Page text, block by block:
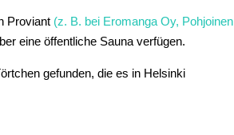
Proviant (z. B. bei Eromanga Oy, Pohjoinen
eine öffentliche Sauna verfügen.
gefunden, die es in Helsinki